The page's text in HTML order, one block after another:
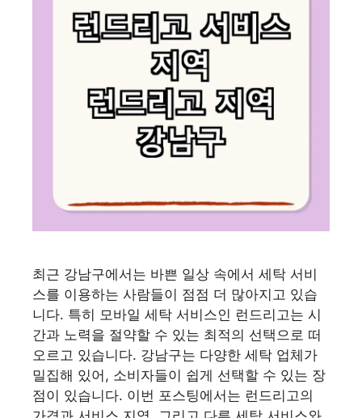
최근 강남구에서는 바쁜 일상 속에서 세탁 서비
스를 이용하는 사람들이 점점 더 많아지고 있습
니다. 특히 모바일 세탁 서비스인 런드리고는 시
간과 노력을 절약할 수 있는 최적의 선택으로 떠
오르고 있습니다. 강남구는 다양한 세탁 업체가
밀집해 있어, 소비자들이 쉽게 선택할 수 있는 장
점이 있습니다. 이번 포스팅에서는 런드리고의